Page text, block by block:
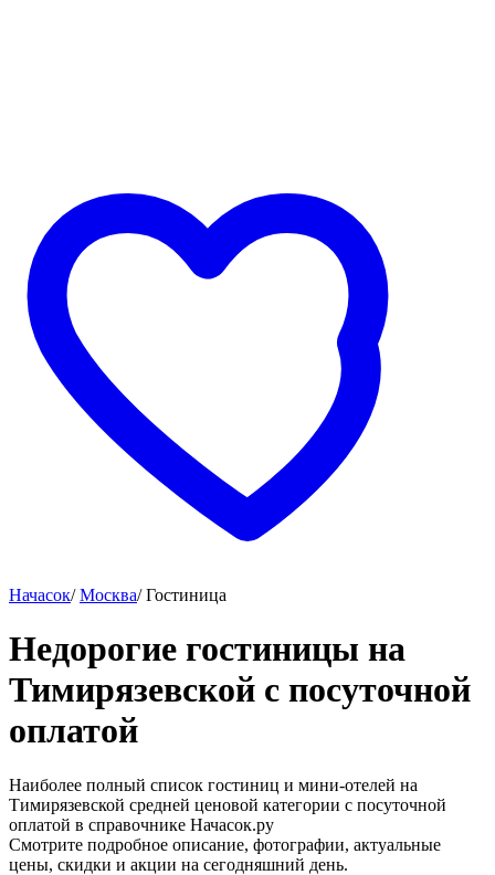
Начасок/ Москва/ Гостиница
Недорогие гостиницы на
Тимирязевской c посуточной
оплатой
Наиболее полный список гостиниц и мини-отелей на
Тимирязевской средней ценовой категории c посуточной
оплатой в справочнике Начасок.ру
Смотрите подробное описание, фотографии, актуальные
цены, скидки и акции на сегодняшний день.